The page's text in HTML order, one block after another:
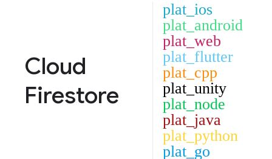
Cloud
Firestore
plat_ios
plat_android
plat_web
plat_flutter
plat_cpp
plat_unity
plat_node
plat_java
plat_python
plat_go